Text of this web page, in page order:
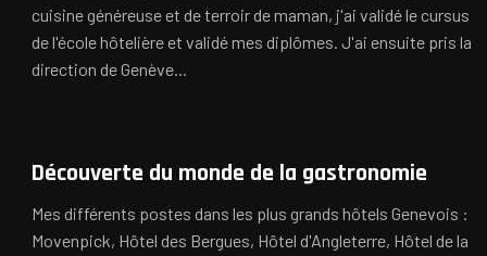
cuisine généreuse et de terroir de maman, j'ai validé le cursus
de l'école hôtelière et validé mes diplômes. J'ai ensuite pris la
direction de Genève...
Découverte du monde de la gastronomie
Mes différents postes dans les plus grands hôtels Genevois :
Movenpick, Hôtel des Bergues, Hôtel d'Angleterre, Hôtel de la